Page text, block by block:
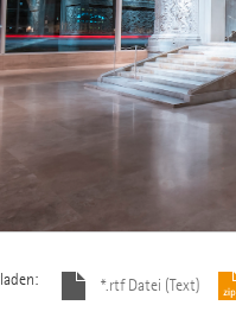
*.rtf Datei (Text)